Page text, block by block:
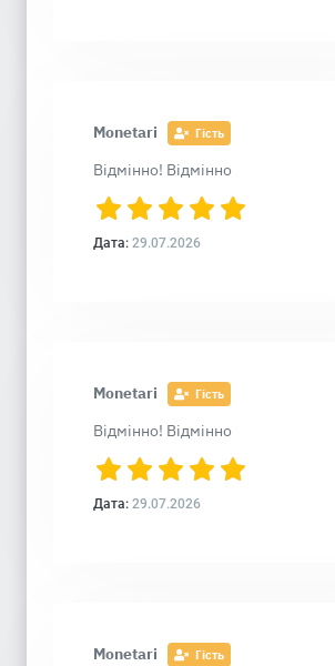
Monetari Гість
Відмінно! Відмінно
Дата: 29.07.2026
Monetari Гість
Відмінно! Відмінно
Дата: 29.07.2026
Monetari Гість